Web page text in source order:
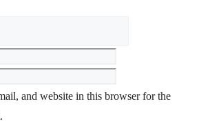
and website in this browser for the